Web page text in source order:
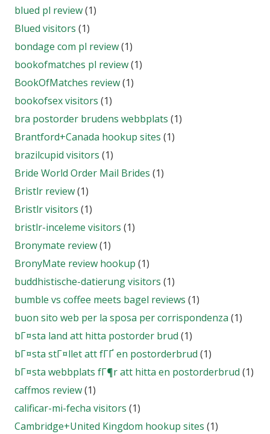
blued pl review(1)
Blued visitors (1)
bondage com pl review(1)
bookofmatches pl review(1)
BookOfMatches review(1)
bookofsex visitors (1)
bra postorder brudens webbplats (1)
Brantford+Canada hookup sites (1)
brazilcupid visitors (1)
Bride World Order Mail Brides (1)
Bristlr review(1)
Bristlr visitors (1)
bristlr-inceleme visitors (1)
Bronymate review(1)
BronyMate review hookup (1)
buddhistische-datierung visitors (1)
bumble vs coffee meets bagel reviews (1)
buon sito web per la sposa per corrispondenza (1)
bГ¤sta land att hitta postorder brud (1)
bГ¤sta stГ¤llet att fГҐ en postorderbrud (1)
bГ¤sta webbplats fГ¶r att hitta en postorderbrud (1)
caffmos review(1)
calificar-mi-fecha visitors (1)
Cambridge+United Kingdom hookup sites (1)